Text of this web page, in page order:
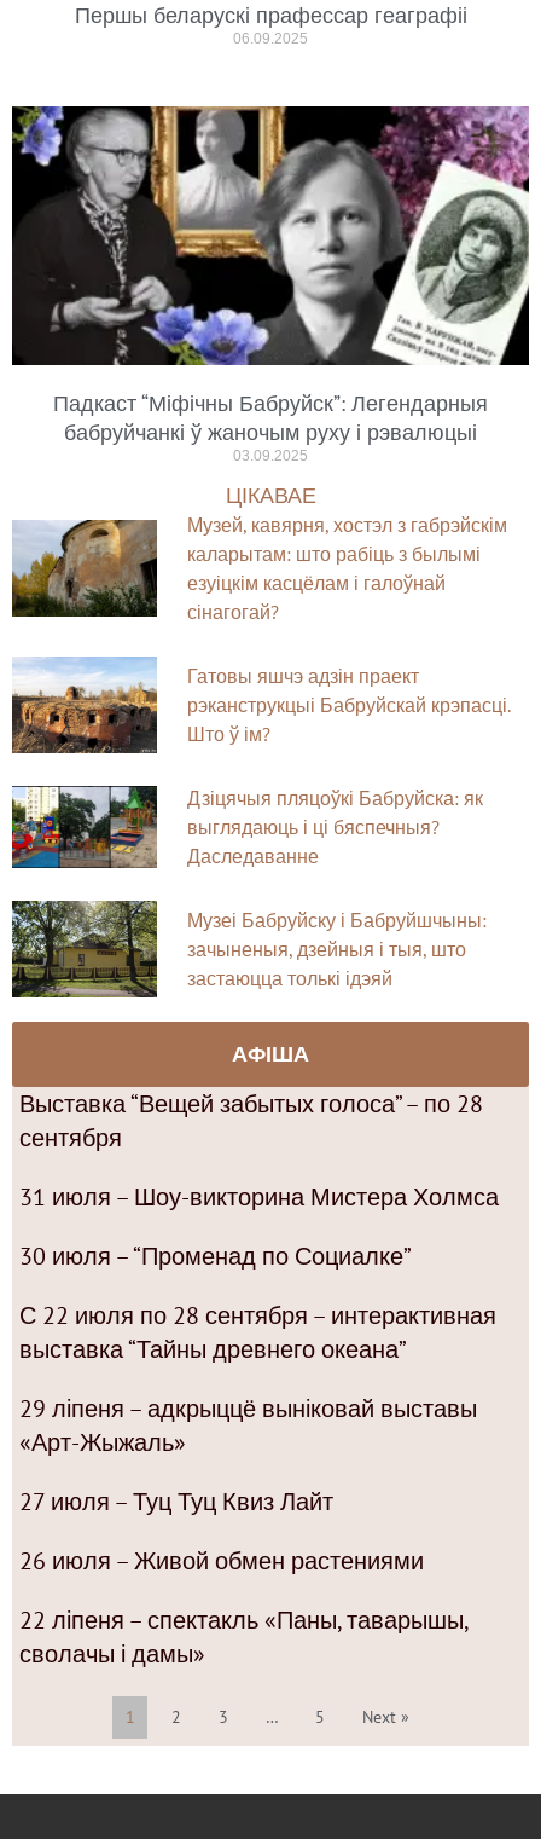
Першы беларускі прафессар геаграфіі
06.09.2025
Падкаст “Міфічны Бабруйск”: Легендарныя
бабруйчанкі ў жаночым руху і рэвалюцыі
03.09.2025
ЦІКАВАЕ
Музей, кавярня, хостэл з габрэйскім
каларытам: што рабіць з былымі
езуіцкім касцёлам і галоўнай
сінагогай?
Гатовы яшчэ адзін праект
рэканструкцыі Бабруйскай крэпасці.
Што ў ім?
Дзіцячыя пляцоўкі Бабруйска: як
выглядаюць і ці бяспечныя?
Даследаванне
Музеі Бабруйску і Бабруйшчыны:
зачыненыя, дзейныя і тыя, што
застаюцца толькі ідэяй
АФІША
Выставка “Вещей забытых голоса” – по 28
сентября
31 июля – Шоу-викторина Мистера Холмса
30 июля – “Променад по Социалке”
С 22 июля по 28 сентября – интерактивная
выставка “Тайны древнего океана”
29 ліпеня – адкрыццё выніковай выставы
«Арт-Жыжаль»
27 июля – Туц Туц Квиз Лайт
26 июля – Живой обмен растениями
22 ліпеня – спектакль «Паны, таварышы,
сволачы і дамы»
1 2 3 … 5 Next »